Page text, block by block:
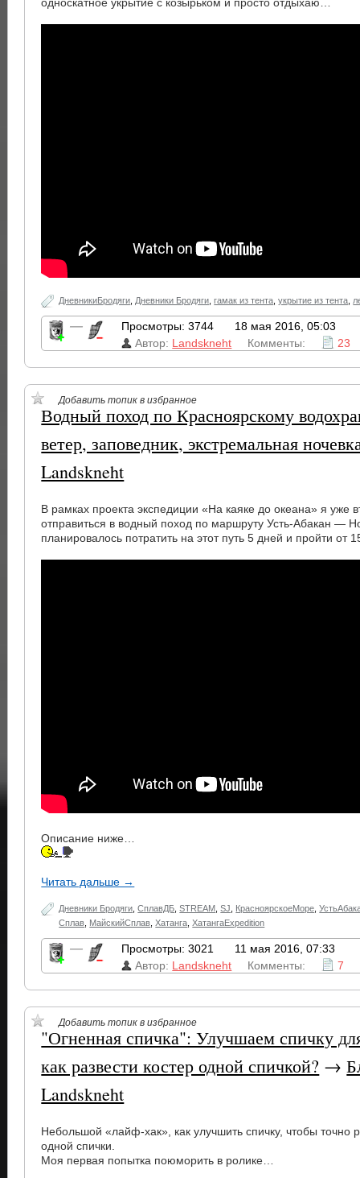
ДневникиБродяги Дневники Бродяги ,гамак из тента ,укрытие из тента
— Просмотры: 3744
18 мая 2016, 05:03
Автор: Landskneht Комменты: 23
Добавить топик в избранное
Водный поход по Красноярскому
ветер, заповедник, экстремальная
Landskneht
В рамках проекта экспедиции «На каяке до океана» я уже
отправиться в водный поход по маршруту Усть-Абакан —
планировалось потратить на этот путь 5 дней и пройти от
Описание ниже…
Читать дальше →
Дневники Бродяги ,СплавДБ ,STREAM ,SJ КрасноярскоеМоре ,
Сплав МайскийСплав ,Хатанга ,ХатангаExpedition
— Просмотры: 3021
11 мая 2016, 07:33
Автор: Landskneht Комменты: 7
Добавить топик в избранное
"Огненная спичка": Улучшаем спичку
как развести костер одной спичкой? →
Landskneht
Небольшой «лайф-хак», как улучшить спичку, чтобы точно
одной спички.
Моя первая попытка поюморить в ролике…